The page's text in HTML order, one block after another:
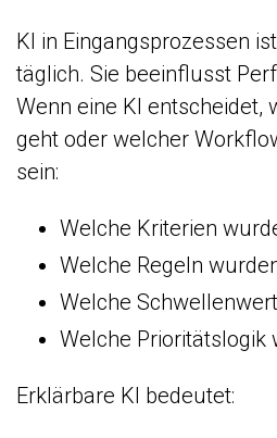
KI in Eingangsprozessen
täglich. Sie beeinflusst
Wenn eine KI entscheidet,
geht oder welcher
sein:
Welche Kriterien
Welche Regeln
Welche
Welche Prioritätslogik
Erklärbare KI bedeutet: